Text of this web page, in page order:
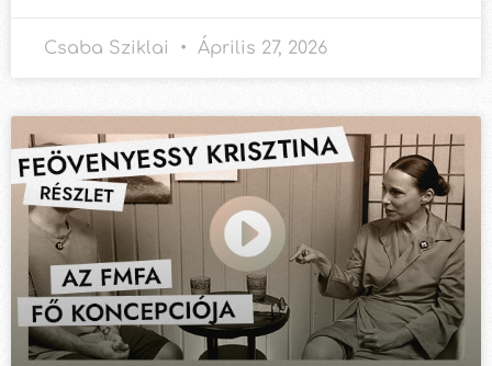
Csaba Sziklai Április 27, 2026